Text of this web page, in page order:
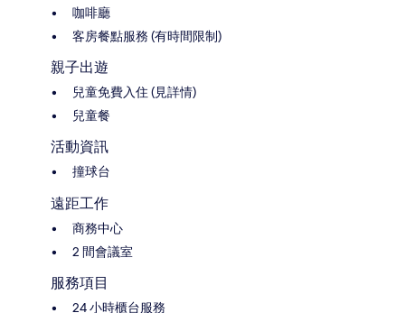
咖啡廳
客房餐點服務 (有時間限制)
親子出遊
兒童免費入住 (見詳情)
兒童餐
活動資訊
撞球台
遠距工作
商務中心
2 間會議室
服務項目
24 小時櫃台服務